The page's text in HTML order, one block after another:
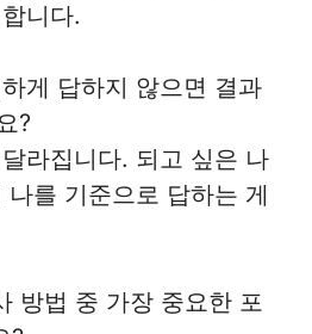
니다.
게 답하지 않으면 결과
?
라집니다. 되고 싶은 나
를 기준으로 답하는 게
방법 중 가장 중요한 포